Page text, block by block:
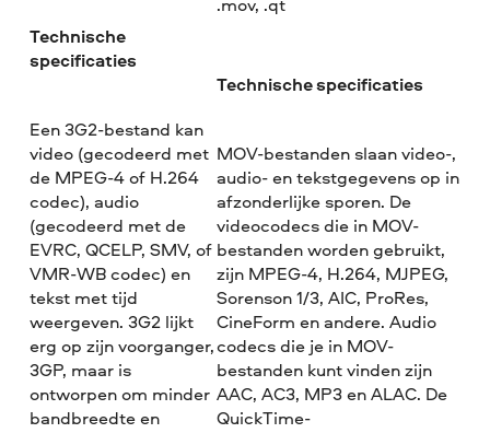
Technische
specificaties
Een 3G2-bestand kan
video (gecodeerd met
de MPEG-4 of H.264
codec), audio
(gecodeerd met de
EVRC, QCELP, SMV, of
VMR-WB codec) en
tekst met tijd
weergeven. 3G2 lijkt
erg op zijn voorganger,
3GP, maar is
ontworpen om minder
bandbreedte en
Technische specificaties
MOV-bestanden slaan video-,
audio- en tekstgegevens op in
afzonderlijke sporen. De
videocodecs die in MOV-
bestanden worden gebruikt,
zijn MPEG-4, H.264, MJPEG,
Sorenson 1/3, AIC, ProRes,
CineForm en andere. Audio
codecs die je in MOV-
bestanden kunt vinden zijn
AAC, AC3, MP3 en ALAC. De
QuickTime-